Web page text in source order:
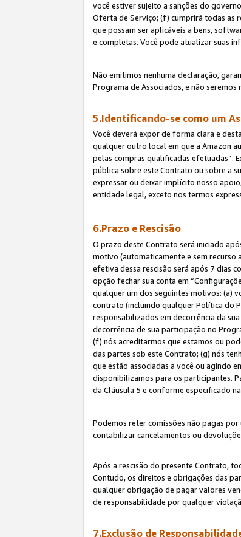
você estiver sujeito a sanções do
Oferta de Serviço; (f) cumprirá todas as
que possam ser aplicáveis a bens,
e completas. Você pode atualizar suas
Não emitimos nenhuma declaração,
Programa de Associados, e não
5.Identificando-se como um
Você deverá expor de forma clara e
qualquer outro local em que a Amazon
pelas compras qualificadas efetuadas”.
pública sobre este Contrato ou sobre a
expressar ou deixar implícito nosso
entidade legal, exceto nos termos
6.Prazo e Rescisão
O prazo deste Contrato será iniciado
motivo (automaticamente e sem recurso
efetiva dessa rescisão será após 7 dias
opção fechar sua conta em
qualquer um dos seguintes motivos: (a)
contrato (incluindo qualquer Política do
responsabilizados em decorrência da
decorrência de sua participação no
(f) nós acreditarmos que estamos ou
das partes sob este Contrato; (g) nós
que estão associadas a você ou agindo
disponibilizamos para os participantes.
da Cláusula 5 e conforme especificado
Podemos reter comissões não pagas
contabilizar cancelamentos ou
Após a rescisão do presente Contrato,
Contudo, os direitos e obrigações das
qualquer obrigação de pagar valores
de responsabilidade por qualquer
7.Exclusão de